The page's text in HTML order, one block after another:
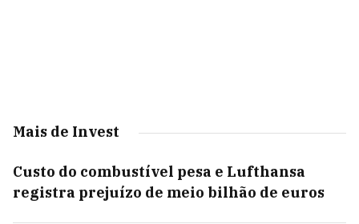
Mais de Invest
Custo do combustível pesa e Lufthansa
registra prejuízo de meio bilhão de euros